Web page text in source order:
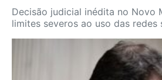
Decisão judicial inédita no Novo
limites severos ao uso das redes